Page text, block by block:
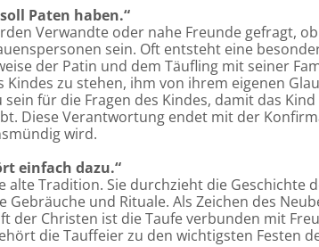
Paten haben.“
Verwandte oder nahe Freunde gefragt,
sein. Oft entsteht eine
der Patin und dem Täufling mit seiner
Kindes zu stehen, ihm von ihrem eigenen
für die Fragen des Kindes, damit das
Diese Verantwortung endet mit der
wird.
einfach dazu.“
alte Tradition. Sie durchzieht die Geschichte
Gebräuche und Rituale. Als Zeichen des
der Christen ist die Taufe verbunden mit
die Tauffeier zu den wichtigsten Festen